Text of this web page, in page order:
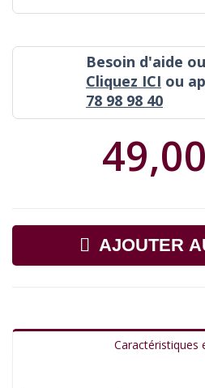
Besoin d'aide
Cliquez ICI ou
78 98 98 40
AJOUTER
Caractéristiques